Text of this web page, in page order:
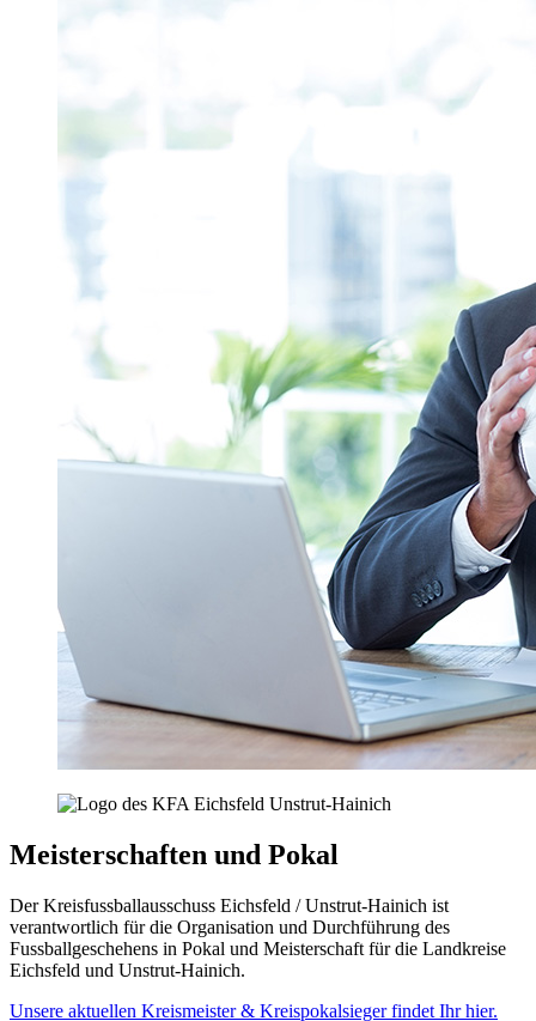
Meisterschaften und Pokal
Der Kreisfussballausschuss Eichsfeld / Unstrut-Hainich ist
verantwortlich für die Organisation und Durchführung des
Fussballgeschehens in Pokal und Meisterschaft für die Landkreise
Eichsfeld und Unstrut-Hainich.
Unsere aktuellen Kreismeister & Kreispokalsieger findet Ihr hier.